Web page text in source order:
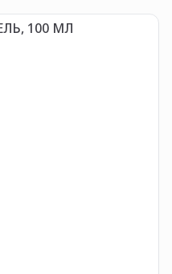
100 МЛ